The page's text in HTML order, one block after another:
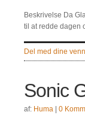
Beskrivelse Da
til at redde dagen
Del med dine
Sonic
af: Huma 0